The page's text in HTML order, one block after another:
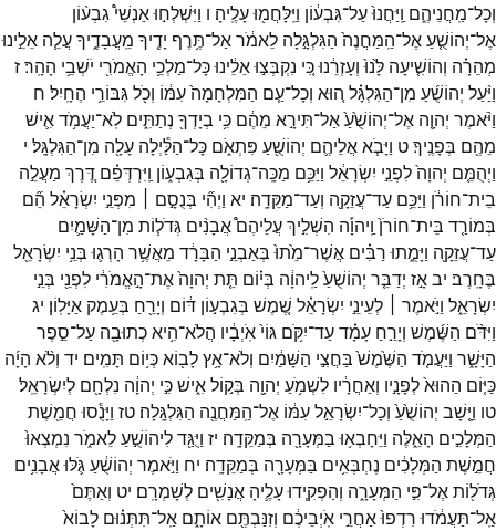
וְכָל־מַֽחֲנֵיהֶ֑ם וַֽיַּחֲנוּ֙עַל־גִּבְע֔וֹן וַיִּֽלָּחֲמ֖וּעָלֶֽיהָ׃ ו וַיִּשְׁלְח֣וּאַנְשֵׁי֩גִבְע֨וֹן
אֶל־יְהוֹשֻׁ֤עַאֶל־הַֽמַּחֲנֶה֙ הַגִּלְגָּ֣לָה לֵאמֹ֔ראַל־תֶּ֥רֶף יָדֶ֖יךָ מֵֽעֲבָדֶ֑יךָעֲלֵ֧ה אֵלֵ֣ינוּ
מְהֵרָ֗ה וְהוֹשִׁ֤יעָה לָּ֙נוּ֙ וְעָזְרֵ֔נוּכִּ֚י נִקְבְּצ֣וּאֵלֵ֔ינוּכָּל־מַלְכֵ֥י הָאֱמֹרִ֖י יֹשְׁבֵ֥י הָהָֽר׃ז
וַיַּ֨עַל יְהוֹשֻׁ֜עַ מִן־הַגִּלְגָּ֗ל ה֚וּא וְכָל־עַ֤ם הַמִּלְחָמָה֙עִמּ֔וֹ וְכֹ֖לגִּבּוֹרֵ֥י הֶחָֽיִל׃ ח
וַיֹּ֨אמֶר יְהוָ֤ה אֶל־יְהוֹשֻׁ֙עַ֙אַל־תִּירָ֣א מֵהֶ֔ם כִּ֥י בְיָדְךָ֖ נְתַתִּ֑ים לֹֽא־יַעֲמֹ֥דאִ֛ישׁ
מֵהֶ֖ם בְּפָנֶֽיךָ׃ט וַיָּבֹ֧אאֲלֵיהֶ֛ם יְהוֹשֻׁ֖עַ פִּתְאֹ֑ם כָּל־הַלַּ֕יְלָה עָלָ֖ה מִן־הַגִּלְגָּֽל׃ י
וַיְהֻמֵּ֤ם יְהוָה֙לִפְנֵ֣י יִשְׂרָאֵ֔ל וַיַּכֵּ֥ם מַכָּֽה־גְדוֹלָ֖ה בְּגִבְע֑וֹן וַֽיִּרְדְּפֵ֗ם דֶּ֚רֶךְ מַעֲלֵ֣ה
בֵית־חוֹרֹ֔ן וַיַּכֵּ֥ם עַד־עֲזֵקָ֖ה וְעַד־מַקֵּדָֽה׃ יא וַיְהִ֞י בְּנֻסָ֣ם ׀ מִפְּנֵ֣י יִשְׂרָאֵ֗ל הֵ֞ם
בְּמוֹרַ֤ד בֵּית־חוֹרֹן֙ וַֽיהוָ֡ה הִשְׁלִ֣יךְעֲלֵיהֶם֩אֲבָנִ֨ים גְּדֹל֧וֹת מִן־הַשָּׁמַ֛יִם
עַד־עֲזֵקָ֖ה וַיָּמֻ֑תוּ רַבִּ֗ים אֲשֶׁר־מֵ֙תוּ֙ בְּאַבְנֵ֣י הַבָּרָ֔ד מֵאֲשֶׁ֥ר הָרְג֛וּ בְּנֵ֥י יִשְׂרָאֵ֖ל
בֶּחָֽרֶב׃ יבאָ֣ז יְדַבֵּ֤ר יְהוֹשֻׁעַ֙לַֽיהוָ֔ה בְּי֗וֹם תֵּ֤ת יְהוָה֙אֶת־הָ֣אֱמֹרִ֔י לִפְנֵ֖י בְּנֵ֣י
יִשְׂרָאֵ֑ל וַיֹּ֣אמֶר ׀ לְעֵינֵ֣י יִשְׂרָאֵ֗ל שֶׁ֚מֶשׁ בְּגִבְע֣וֹן דּ֔וֹם וְיָרֵ֖חַ בְּעֵ֥מֶק אַיָּלֽוֹן׃ יג
וַיִּדֹּ֨ם הַשֶּׁ֜מֶשׁ וְיָרֵ֣חַ עָמָ֗דעַד־יִקֹּ֥ם גּוֹי֙אֹֽיְבָ֔יו הֲלֹא־הִ֥יאכְתוּבָ֖ה עַל־סֵ֣פֶר
הַיָּשָׁ֑ר וַיַּעֲמֹ֤ד הַשֶּׁ֙מֶשׁ֙ בַּחֲצִ֣י הַשָּׁמַ֔יִם וְלֹא־אָ֥ץלָב֖וֹאכְּי֥וֹם תָּמִֽים׃ יד וְלֹ֨א הָיָ֜ה
כַּיּ֤וֹם הַהוּא֙לְפָנָ֣יו וְאַחֲרָ֔יו לִשְׁמֹ֥עַ יְהוָ֖ה בְּק֣וֹלאִ֑ישׁכִּ֣י יְהוָ֔ה נִלְחָ֖ם לְיִשְׂרָאֵֽל׃
טו וַיָּ֤שָׁב יְהוֹשֻׁ֙עַ֙ וְכָל־יִשְׂרָאֵ֣לעִמּ֔וֹ אֶל־הַֽמַּחֲנֶ֖ה הַגִּלְגָּֽלָה׃ טז וַיָּנֻ֕סוּ חֲמֵ֖שֶׁת
הַמְּלָכִ֣ים הָאֵ֑לֶּה וַיֵּחָבְא֥וּ בַמְּעָרָ֖ה בְּמַקֵּדָֽה׃ יז וַיֻּגַּ֖דלִיהוֹשֻׁ֣עַלֵאמֹ֑ר נִמְצְאוּ֙
חֲמֵ֣שֶׁת הַמְּלָכִ֔ים נֶחְבְּאִ֥ים בַּמְּעָרָ֖ה בְּמַקֵּדָֽה׃ יח וַיֹּ֣אמֶר יְהוֹשֻׁ֔עַגֹּ֛לּוּאֲבָנִ֥ים
גְּדֹל֖וֹתאֶל־פִּ֣י הַמְּעָרָ֑ה וְהַפְקִ֧ידוּעָלֶ֛יהָ אֲנָשִׁ֖ים לְשָׁמְרָֽם׃ יט וְאַתֶּם֙
אַֽל־תַּעֲמֹ֔דוּ רִדְפוּ֙אַחֲרֵ֣י אֹֽיְבֵיכֶ֔ם וְזִנַּבְתֶּ֖ם אוֹתָ֑ם אַֽל־תִּתְּנ֗וּם לָבוֹא֙